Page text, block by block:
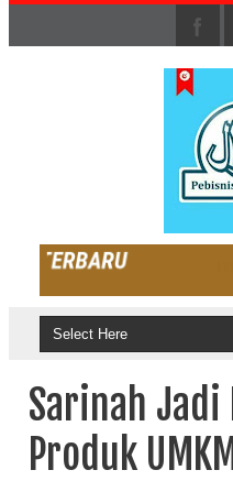
Sarinah Jadi
Produk UMKM